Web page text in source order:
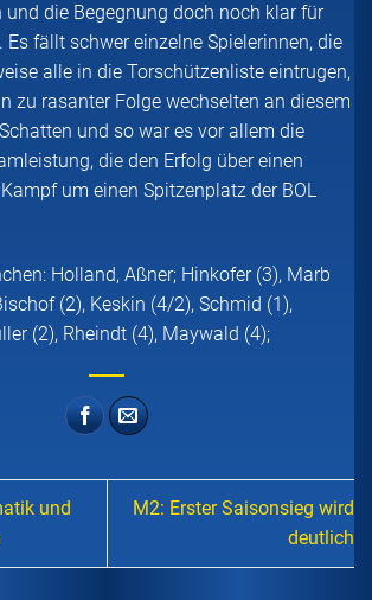
die Begegnung doch noch klar für
Es fällt schwer einzelne Spielerinnen, die
alle in die Torschützenliste eintrugen,
zu rasanter Folge wechselten an diesem
und so war es vor allem die
die den Erfolg über einen
um einen Spitzenplatz der BOL
Holland, Aßner; Hinkofer (3), Marb
(2), Keskin (4/2), Schmid (1),
(2), Rheindt (4), Maywald (4);
und
M2: Erster Saisonsieg wird
deutlich